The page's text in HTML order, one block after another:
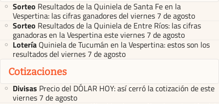
Sorteo Resultados de la Quiniela de Santa Fe en la
Vespertina: las cifras ganadores del viernes 7 de agosto
Sorteo Resultados de la Quiniela de Entre Ríos: las cifras
ganadoras en la Vespertina este viernes 7 de agosto
Lotería Quiniela de Tucumán en la Vespertina: estos son los
resultados del viernes 7 de agosto
Cotizaciones
Divisas Precio del DÓLAR HOY: así cerró la cotización de este
viernes 7 de agosto